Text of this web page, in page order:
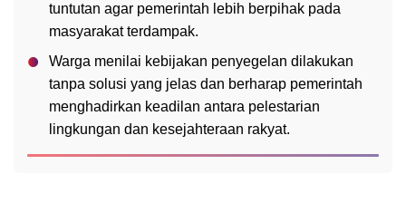
tuntutan agar pemerintah lebih berpihak pada
masyarakat terdampak.
Warga menilai kebijakan penyegelan dilakukan
tanpa solusi yang jelas dan berharap pemerintah
menghadirkan keadilan antara pelestarian
lingkungan dan kesejahteraan rakyat.